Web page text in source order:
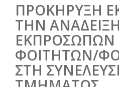
ΠΡΟΚΗΡΥΞΗ
ΤΗΝ ΑΝΑΔΕΙΞΗ
ΕΚΠΡΟΣΩΠΩΝ
ΦΟΙΤΗΤΩΝ/
ΣΤΗ